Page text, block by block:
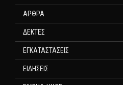
ΑΡΘΡΑ
ΔΕΚΤΕΣ
ΕΓΚΑΤΑΣΤΑΣΕΙΣ
ΕΙΔΗΣΕΙΣ